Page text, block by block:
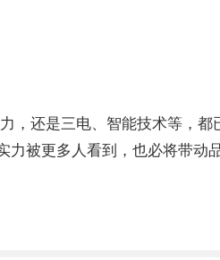
，还是三电、智能技术等，
被更多人看到，也必将带动